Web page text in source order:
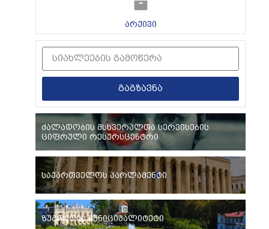
არქივი
გაგზავნა
ძალადობის მსხვერპლთა სერვისების
ციფრული რესურსცენტრი
საქართველოს პარლამენტი
ზუგდიდის მუნიციპალიტეტი